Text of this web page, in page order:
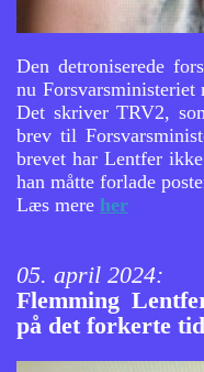
Den detroniserede
nu
Det skriver TRV2,
brev til
brevet har Lentfer
han måtte forlade
Læs mere her
05. april 2024:
Flemming
på det forkerte